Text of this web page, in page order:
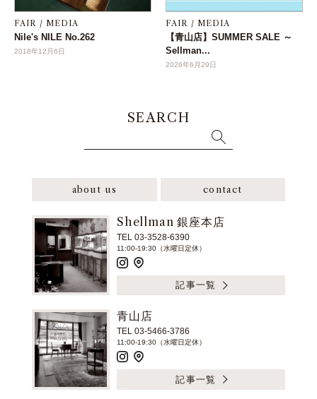
FAIR / MEDIA
Nile's NILE No.262
2018年12月6日
FAIR / MEDIA
【青山店】SUMMER SALE ～
Sellman...
2026年6月29日
SEARCH
about us contact
Shellman 銀座本店
TEL 03-3528-6390
11:00-19:30（水曜日定休）
記事一覧
青山店
TEL 03-5466-3786
11:00-19:30（水曜日定休）
記事一覧